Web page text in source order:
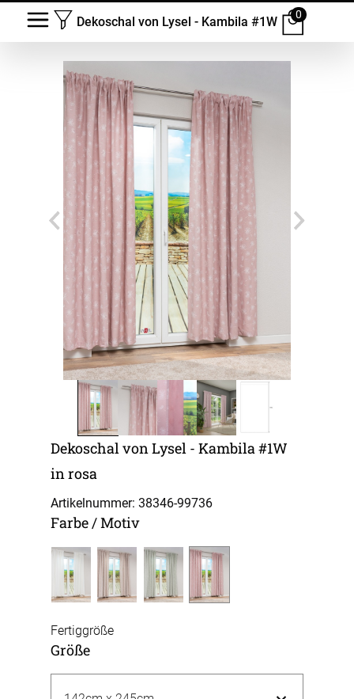
Dekoschal von Lysel - Kambila #1W
0
Dekoschal von Lysel - Kambila #1W
in rosa
Artikelnummer: 38346-99736
Farbe / Motiv
Fertiggröße
Größe